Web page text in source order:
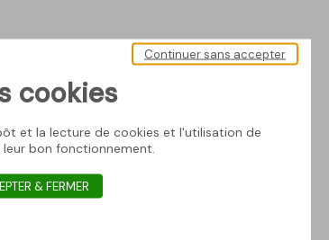
cookies
et la lecture de cookies et l'utilisation de
bon fonctionnement.
Continuer sans accepter
& FERMER